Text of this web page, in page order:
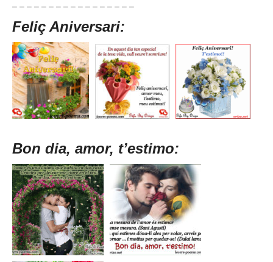
– – – – – – – – – – – – – – – – –
Feliç Aniversari:
Bon dia, amor, t’estimo: